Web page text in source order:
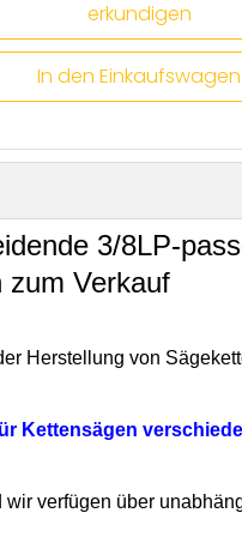
erkundigen
In den Einkaufswagen
3/8LP-
zum Verkauf
Herstellung von
Kettensägen
wir verfügen über